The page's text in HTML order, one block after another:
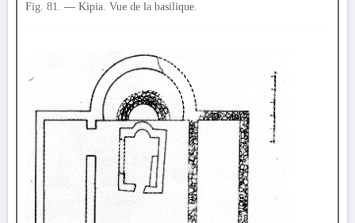
Fig. 81. — Kipia. Vue de la basilique.